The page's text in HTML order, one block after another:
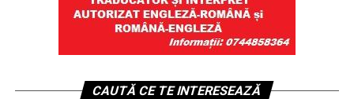
CAUTĂ CE TE INTERESEAZĂ